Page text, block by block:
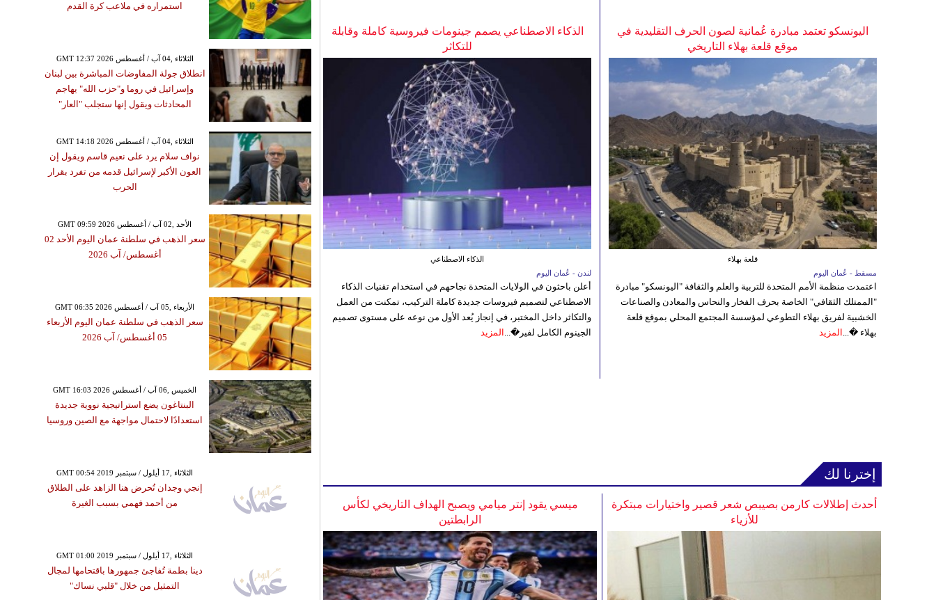
الذكاء الاصطناعي يصمم جينومات فيروسية كاملة وقابلة
للتكاثر
الذكاء الاصطناعي
لندن - عُمان اليوم
أعلن باحثون في الولايات المتحدة نجاحهم في استخدام تقنيات الذكاء
الاصطناعي لتصميم فيروسات جديدة كاملة التركيب، تمكنت من العمل
والتكاثر داخل المختبر، في إنجاز يُعد الأول من نوعه على مستوى تصميم
الجينوم الكامل لفير�... المزيد
اليونسكو تعتمد مبادرة عُمانية لصون الحرف التقليدية في
موقع قلعة بهلاء التاريخي
قلعة بهلاء
مسقط - عُمان اليوم
اعتمدت منظمة الأمم المتحدة للتربية والعلم والثقافة "اليونسكو" مبادرة
"الممتلك الثقافي" الخاصة بحرف الفخار والنحاس والمعادن والصناعات
الخشبية لفريق بهلاء التطوعي لمؤسسة المجتمع المحلي بموقع قلعة
بهلاء �... المزيد
إخترنا لك
ميسي يقود إنتر ميامي ويصبح الهداف التاريخي لكأس
الرابطتين
أحدث إطلالات كارمن بصيبص شعر قصير واختيارات مبتكرة
للأزياء
استمراره في ملاعب كرة القدم
GMT 12:37 2026 الثلاثاء ,04 آب / أغسطس
انطلاق جولة المفاوضات المباشرة بين لبنان
وإسرائيل في روما و"حزب الله" يهاجم
المحادثات ويقول إنها ستجلب "العار"
GMT 14:18 2026 الثلاثاء ,04 آب / أغسطس
نواف سلام يرد على نعيم قاسم ويقول إن
العون الأكبر لإسرائيل قدمه من تفرد بقرار
الحرب
GMT 09:59 2026 الأحد ,02 آب / أغسطس
سعر الذهب في سلطنة عمان اليوم الأحد 02
أغسطس/ آب 2026
GMT 06:35 2026 الأربعاء ,05 آب / أغسطس
سعر الذهب في سلطنة عمان اليوم الأربعاء
05 أغسطس/ آب 2026
GMT 16:03 2026 الخميس ,06 آب / أغسطس
البنتاغون يضع استراتيجية نووية جديدة
استعدادًا لاحتمال مواجهة مع الصين وروسيا
GMT 00:54 2019 الثلاثاء ,17 أيلول / سبتمبر
إنجي وجدان تُحرض هنا الزاهد على الطلاق
من أحمد فهمي بسبب الغيرة
GMT 01:00 2019 الثلاثاء ,17 أيلول / سبتمبر
دينا بطمة تُفاجئ جمهورها باقتحامها لمجال
التمثيل من خلال "قلبي نساك"